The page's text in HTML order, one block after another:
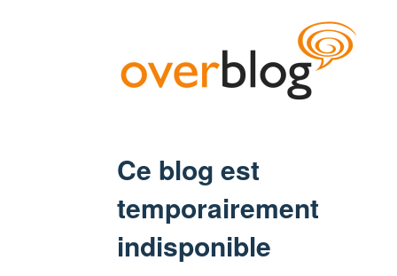
Ce blog est
temporairement
indisponible